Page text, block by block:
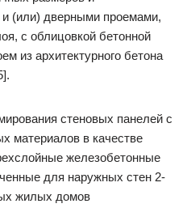
(или) дверными проемами,
с облицовкой бетонной
из архитектурного бетона
стеновых панелей с
материалов в качестве
железобетонные
для наружных стен 2-
жилых домов